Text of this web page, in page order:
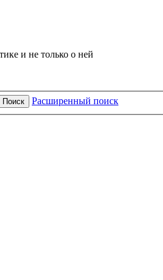
и не только о ней
Поиск Расширенный поиск